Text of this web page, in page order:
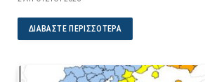
ΔΙΑΒΆΣΤΕ ΠΕΡΙΣΣΌΤΕΡΑ